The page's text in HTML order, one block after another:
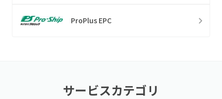
ProPlus EPC
サービスカテゴリ